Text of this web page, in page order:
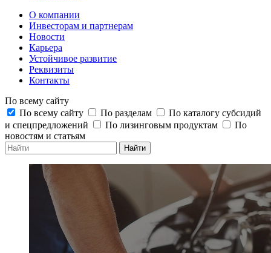
О компании
Инвесторам и партнерам
Новости
Карьера
Устойчивое развитие
Реквизиты
Контакты
По всему сайту
По всему сайту
По разделам
По каталогу субсидий
и спецпредложений
По лизинговым продуктам
По
новостям и статьям
Найти